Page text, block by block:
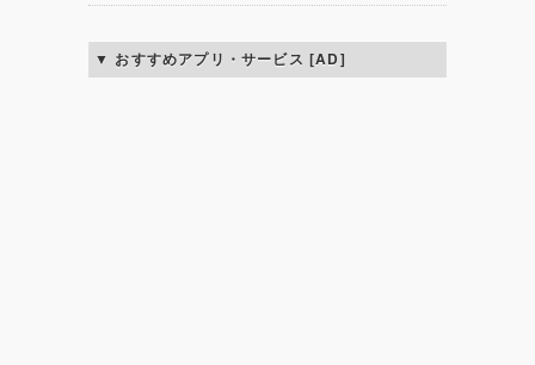
おすすめアプリ・サービス [AD]